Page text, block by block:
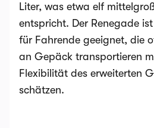
Liter, was etwa elf
entspricht. Der Renegade
für Fahrende geeignet, die
an Gepäck transportieren
Flexibilität des erweiterten
schätzen.